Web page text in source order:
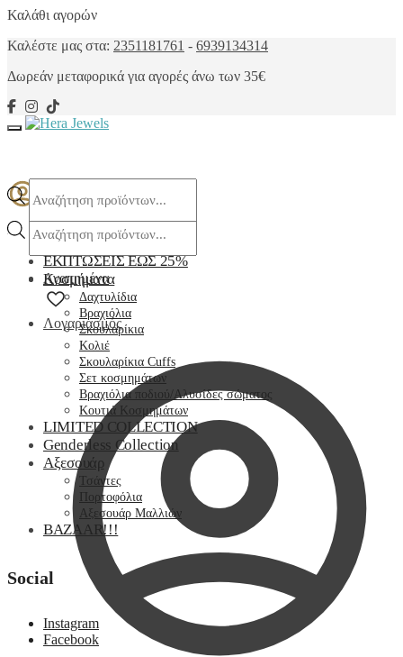
Skip
navigation
Skip
content
Καλάθι αγορών
Καλέστε μας στα: 2351181761 - 6939134314
Δωρεάν μεταφορικά για αγορές άνω των 35€
Products
search
Αγαπημένα
Λογαριασμός
Products
search
ΕΚΠΤΩΣΕΙΣ ΕΩΣ 25%
Κοσμήματα
Δαχτυλίδια
Βραχιόλια
Σκουλαρίκια
Κολιέ
Σκουλαρίκια Cuffs
Σετ κοσμημάτων
Βραχιόλια ποδιού/Αλυσίδες σώματος
Κουτιά Κοσμημάτων
LIMITED COLLECTION
Genderless Collection
Αξεσουάρ
Τσάντες
Πορτοφόλια
Αξεσουάρ Μαλλιών
BAZAAR!!!
Social
Instagram
Facebook